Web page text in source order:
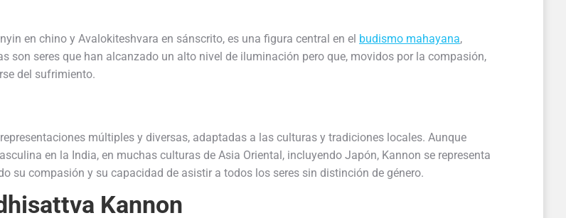
en chino y Avalokiteshvara en sánscrito, es una figura central en el budismo mahayana,
son seres que han alcanzado un alto nivel de iluminación pero que, movidos por la compasión,
del sufrimiento.
múltiples y diversas, adaptadas a las culturas y tradiciones locales. Aunque
en la India, en muchas culturas de Asia Oriental, incluyendo Japón, Kannon se representa
su compasión y su capacidad de asistir a todos los seres sin distinción de género.
Kannon